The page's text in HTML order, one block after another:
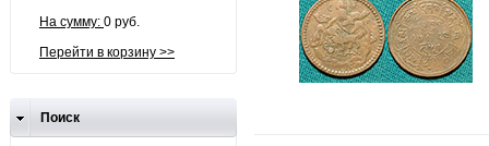
На сумму: 0 руб.
Перейти в корзину >>
Поиск